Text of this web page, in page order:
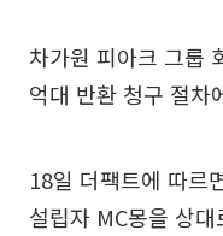
차가원 피아크 그룹
억대 반환 청구 절차
18일 더팩트에 따르
설립자 MC몽을 상